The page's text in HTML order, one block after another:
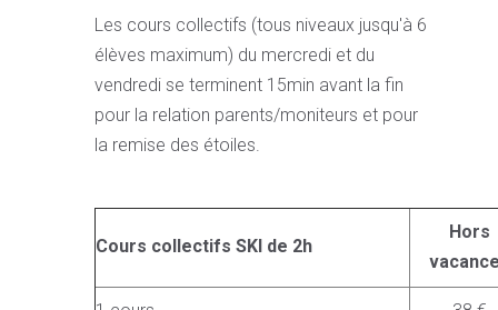
Les cours collectifs (tous niveaux jusqu'à 6
élèves maximum) du mercredi et du
vendredi se terminent 15min avant la fin
pour la relation parents/moniteurs et pour
la remise des étoiles.
Cours collectifs SKI de 2h
Hors